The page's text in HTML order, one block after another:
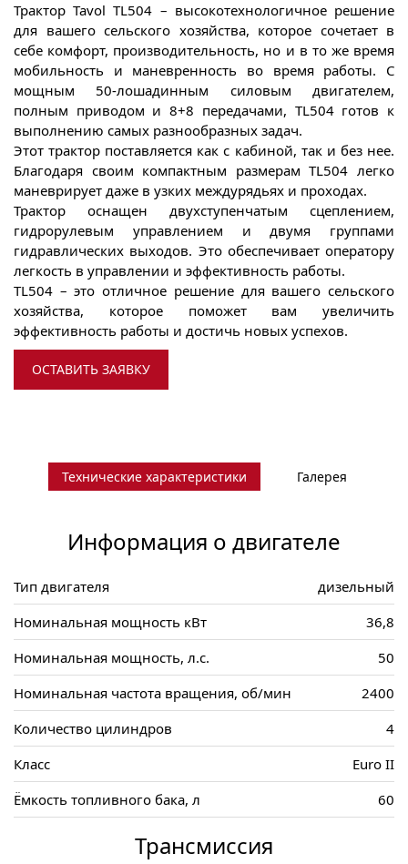
Трактор Tavol TL504 – высокотехнологичное решение
для вашего сельского хозяйства, которое сочетает в
себе комфорт, производительность, но и в то же время
мобильность и маневренность во время работы. С
мощным 50-лошадинным силовым двигателем,
полным приводом и 8+8 передачами, TL504 готов к
выполнению самых разнообразных задач.
Этот трактор поставляется как с кабиной, так и без нее.
Благодаря своим компактным размерам TL504 легко
маневрирует даже в узких междурядьях и проходах.
Трактор оснащен двухступенчатым сцеплением,
гидрорулевым управлением и двумя группами
гидравлических выходов. Это обеспечивает оператору
легкость в управлении и эффективность работы.
TL504 – это отличное решение для вашего сельского
хозяйства, которое поможет вам увеличить
эффективность работы и достичь новых успехов.
ОСТАВИТЬ ЗАЯВКУ
Технические характеристики Галерея
Информация о двигателе
Тип двигателя
дизельный
Номинальная мощность кВт
36,8
Номинальная мощность, л.с.
50
Номинальная частота вращения, об/мин
2400
Количество цилиндров
4
Класс
Euro II
Ёмкость топливного бака, л
60
Трансмиссия